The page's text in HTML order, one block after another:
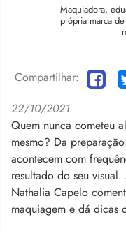
Maquiadora,
própria marca
Compartilhar:
22/10/2021
Quem nunca cometeu
mesmo? Da
acontecem com
resultado do seu
Nathalia Capelo
maquiagem e dá dicas